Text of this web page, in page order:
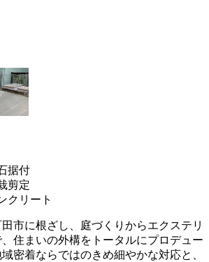
据付
剪定
クリート
市に根ざし、庭づくりからエクステリ
住まいの外構をトータルにプロデュー
密着ならではのきめ細やかな対応と、